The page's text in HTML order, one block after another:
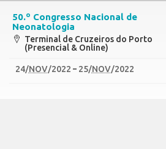
50.º Congresso Nacional de
Neonatologia
Terminal de Cruzeiros do Porto
(Presencial & Online)
24/NOV/2022 25/NOV/2022